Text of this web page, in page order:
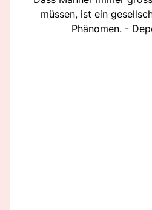
müssen, ist ein
Phänomen. -